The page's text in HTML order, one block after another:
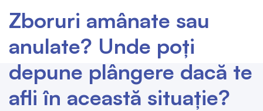
Zboruri amânate sau
anulate? Unde poți
depune plângere dacă te
afli în această situație?